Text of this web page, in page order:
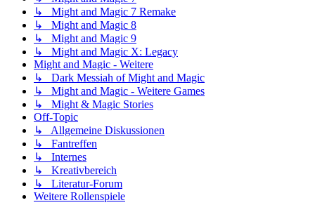
↳ Might and Magic 7 Remake
↳ Might and Magic 8
↳ Might and Magic 9
↳ Might and Magic X: Legacy
Might and Magic - Weitere
↳ Dark Messiah of Might and Magic
↳ Might and Magic - Weitere Games
↳ Might & Magic Stories
Off-Topic
↳ Allgemeine Diskussionen
↳ Fantreffen
↳ Internes
↳ Kreativbereich
↳ Literatur-Forum
Weitere Rollenspiele